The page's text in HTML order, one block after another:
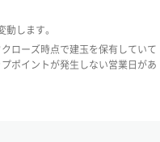
します。
ローズ時点で建玉を保有していて
ポイントが発生しない営業日があ